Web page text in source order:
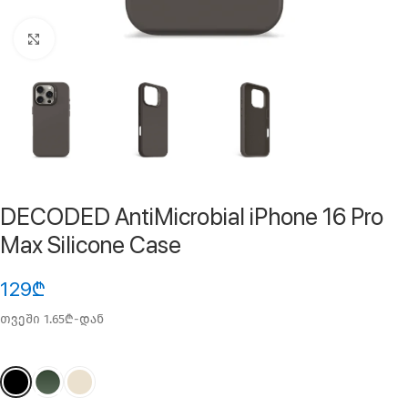
ფოტოს გადიდება
DECODED AntiMicrobial iPhone 16 Pro
Max Silicone Case
129₾
თვეში 1.65₾-დან